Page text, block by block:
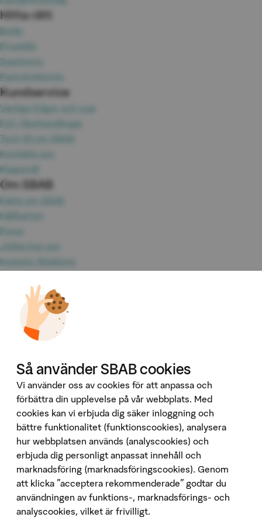
Hitta rätt
Bolån
Privatlån
Sparkonto
Fasträntekonto
Kundservice
Vanliga frågor och svar
Fyll i lånehandlingar
Tyck till om SBAB
Kontakta oss
Klagomål
Om SBAB
Fakta om SBAB
Hållbarhet
Press
Jobba hos oss
Investor Relations
Tillgänglighet
Våra tjänster
Booli Pro
Developer Portal
Ladda ner vår app
App Store
Google Play
Följ oss på sociala medier
Så använder SBAB cookies
Vi använder oss av cookies för att anpassa och
förbättra din upplevelse på vår webbplats. Med
cookies kan vi erbjuda dig säker inloggning och
bättre funktionalitet (funktionscookies), analysera
hur webbplatsen används (analyscookies) och
erbjuda dig personligt anpassat innehåll och
marknadsföring (marknadsföringscookies). Genom
att klicka "acceptera rekommenderade" godtar du
användningen av funktions-, marknadsförings- och
analyscookies, vilket är frivilligt.